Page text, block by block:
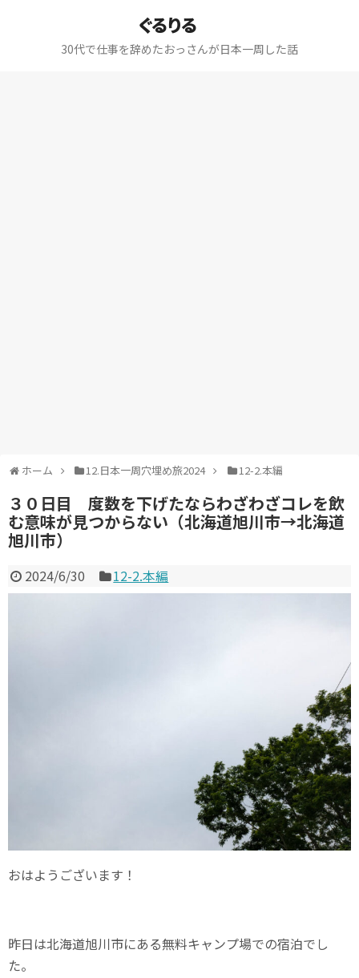
ぐるりる
30代で仕事を辞めたおっさんが日本一周した話
ホーム 12.日本一周穴埋め旅2024 12-2.本編
３０日目 度数を下げたならわざわざコレを飲
む意味が見つからない（北海道旭川市→北海道
旭川市）
2024/6/30 12-2.本編
おはようございます！
昨日は北海道旭川市にある無料キャンプ場での宿泊でし
た。